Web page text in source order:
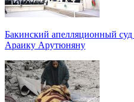
Бакинский апелляционный суд
Араику Арутюняну